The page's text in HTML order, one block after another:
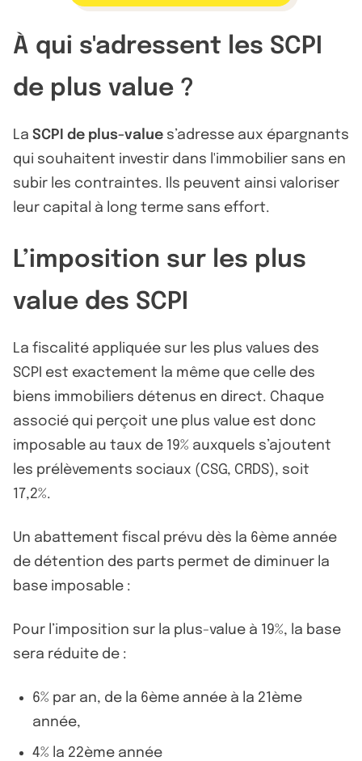
À qui s'adressent les SCPI
de plus value ?
La SCPI de plus-value s’adresse aux épargnants
qui souhaitent investir dans l'immobilier sans en
subir les contraintes. Ils peuvent ainsi valoriser
leur capital à long terme sans effort.
L’imposition sur les plus
value des SCPI
La fiscalité appliquée sur les plus values des
SCPI est exactement la même que celle des
biens immobiliers détenus en direct. Chaque
associé qui perçoit une plus value est donc
imposable au taux de 19% auxquels s’ajoutent
les prélèvements sociaux (CSG, CRDS), soit
17,2%.
Un abattement fiscal prévu dès la 6ème année
de détention des parts permet de diminuer la
base imposable :
Pour l’imposition sur la plus-value à 19%, la base
sera réduite de :
6% par an, de la 6ème année à la 21ème
année,
4% la 22ème année